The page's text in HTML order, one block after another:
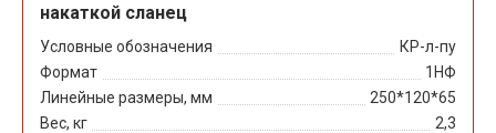
накаткой сланец
Условные обозначения
КР-л-пу
Формат
1НФ
Линейные размеры, мм
250*120*65
Вес, кг
2,3